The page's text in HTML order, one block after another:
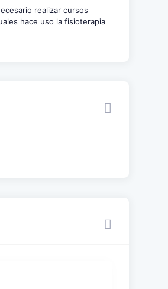
realizar cursos
hace uso la fisioterapia